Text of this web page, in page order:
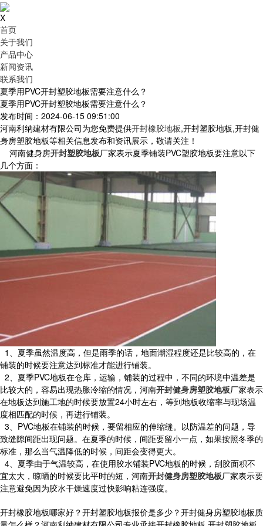
X
首页
关于我们
产品中心
新闻资讯
联系我们
夏季用PVC开封塑胶地板需要注意什么？
夏季用PVC开封塑胶地板需要注意什么？
发布时间：2024-06-15 09:51:00
河南利纳建材有限公司为您免费提供开封橡胶地板,开封塑胶地板,开封健
身房塑胶地板等相关信息发布和资讯展示，敬请关注！
河南健身房开封塑胶地板厂家表示夏季铺装PVC塑胶地板要注意以下
几个方面：
1、夏季虽然温度高，但是雨季的话，地面潮湿程度还是比较高的，在
铺装的时候要注意达到标准才能进行铺装。
2、夏季PVC地板在仓库，运输，铺装的过程中，不同的环境中温差是
比较大的，容易出现热胀冷缩的情况，河南开封健身房塑胶地板厂家表示
在地板达到施工地的时候要放置24小时左右，等到地板收缩率与现场温
度相匹配的时候，再进行铺装。
3、PVC地板在铺装的时候，要留相应的伸缩缝。以防温差的问题，导
致缝隙间距出现问题。在夏季的时候，间距要留小一点，如果按照冬季的
标准，那么当气温降低的时候，间距会变得更大。
4、夏季由于气温较高，在使用胶水铺装PVC地板的时候，刮胶面积不
宜太大，晾晒的时候要比平时的短，河南开封健身房塑胶地板厂家表示要
注意避免因为胶水干燥速度过快影响粘连强度。
开封橡胶地板哪家好？开封塑胶地板报价是多少？开封健身房塑胶地板质